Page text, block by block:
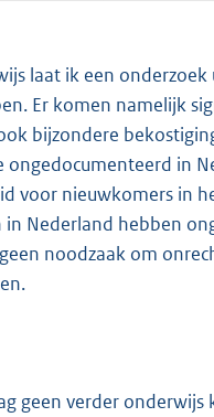
laat ik een
Er komen namelijk
bijzondere
in
voor nieuwkomers in
Nederland hebben
noodzaak om
geen verder